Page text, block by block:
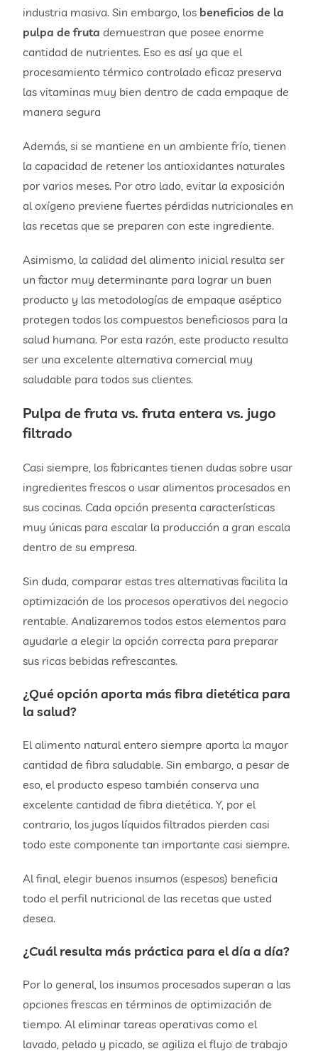
industria masiva. Sin embargo, los beneficios de la
pulpa de fruta demuestran que posee enorme
cantidad de nutrientes. Eso es así ya que el
procesamiento térmico controlado eficaz preserva
las vitaminas muy bien dentro de cada empaque de
manera segura
Además, si se mantiene en un ambiente frío, tienen
la capacidad de retener los antioxidantes naturales
por varios meses. Por otro lado, evitar la exposición
al oxígeno previene fuertes pérdidas nutricionales en
las recetas que se preparen con este ingrediente.
Asimismo, la calidad del alimento inicial resulta ser
un factor muy determinante para lograr un buen
producto y las metodologías de empaque aséptico
protegen todos los compuestos beneficiosos para la
salud humana. Por esta razón, este producto resulta
ser una excelente alternativa comercial muy
saludable para todos sus clientes.
Pulpa de fruta vs. fruta entera vs. jugo
filtrado
Casi siempre, los fabricantes tienen dudas sobre usar
ingredientes frescos o usar alimentos procesados en
sus cocinas. Cada opción presenta características
muy únicas para escalar la producción a gran escala
dentro de su empresa.
Sin duda, comparar estas tres alternativas facilita la
optimización de los procesos operativos del negocio
rentable. Analizaremos todos estos elementos para
ayudarle a elegir la opción correcta para preparar
sus ricas bebidas refrescantes.
¿Qué opción aporta más fibra dietética para
la salud?
El alimento natural entero siempre aporta la mayor
cantidad de fibra saludable. Sin embargo, a pesar de
eso, el producto espeso también conserva una
excelente cantidad de fibra dietética. Y, por el
contrario, los jugos líquidos filtrados pierden casi
todo este componente tan importante casi siempre.
Al final, elegir buenos insumos (espesos) beneficia
todo el perfil nutricional de las recetas que usted
desea.
¿Cuál resulta más práctica para el día a día?
Por lo general, los insumos procesados superan a las
opciones frescas en términos de optimización de
tiempo. Al eliminar tareas operativas como el
lavado, pelado y picado, se agiliza el flujo de trabajo